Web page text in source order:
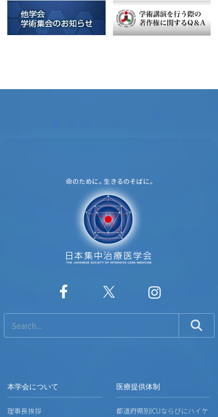
本学会について
理事長挨拶
医療提供体制
都道府県別ICUならびにハイケ